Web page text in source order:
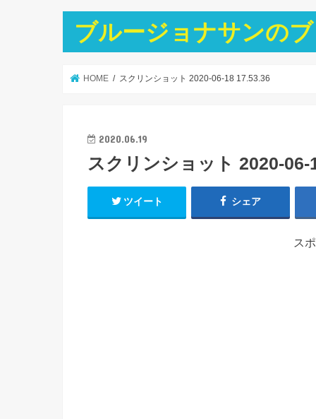
ブルージョナサンの
HOME スクリンショット 2020-06-18 17.53.36
2020.06.19
スクリンショット 2020-06-
ツイート シェア
ス